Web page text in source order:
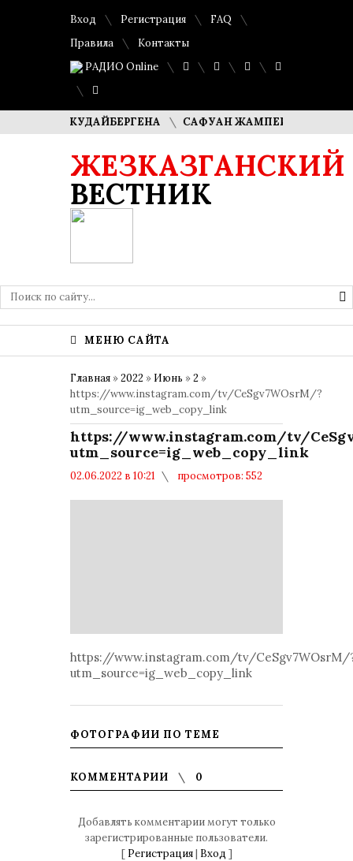
Вход Регистрация
FAQ
Правила
Контакты
РАДИО Online
КУДАЙБЕРГЕНА САФУАН ЖАМПЕИСОВ: «МЫ
ЖЕЗКАЗГАНСКИЙ
ВЕСТНИК
МЕНЮ САЙТА
Главная »2022 » Июнь »2 »
https://www.instagram.com/tv/CeSgv7WOsrM/?
utm_source=ig_web_copy_link
https://www.instagram.com/tv/
utm_source=ig_web_copy_link
02.06.2022 в 10:21
просмотров: 552
https://www.instagram.com/tv/CeSgv7WOsrM/
utm_source=ig_web_copy_link
ФОТОГРАФИИ ПО ТЕМЕ
КОММЕНТАРИИ 0
Добавлять комментарии могут только
зарегистрированные пользователи.
[ Регистрация| Вход ]